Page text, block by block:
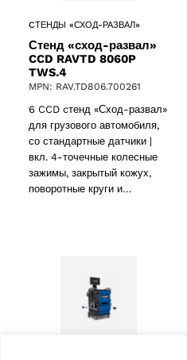
CТЕНДЫ «СХОД-РАЗВАЛ»
Стенд «сход-развал»
CCD RAVTD 8060P
TWS.4
MPN: RAV.TD806.700261
6 CCD cтенд «Сход-развал»
для грузового автомобиля,
со стандартные датчики |
вкл. 4-точечные колесные
зажимы, закрытый кожух,
поворотные круги и…